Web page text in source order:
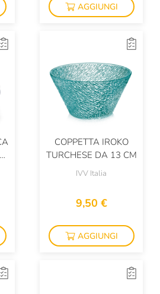
AGGIUNGI
COPPETTA IROKO
TURCHESE DA 13 CM
IVV Italia
9,50 €
AGGIUNGI